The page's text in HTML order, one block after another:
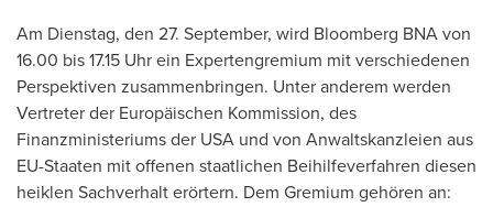
Am Dienstag, den 27. September, wird Bloomberg BNA von
16.00 bis 17.15 Uhr ein Expertengremium mit verschiedenen
Perspektiven zusammenbringen. Unter anderem werden
Vertreter der Europäischen Kommission, des
Finanzministeriums der USA und von Anwaltskanzleien aus
EU-Staaten mit offenen staatlichen Beihilfeverfahren diesen
heiklen Sachverhalt erörtern. Dem Gremium gehören an: